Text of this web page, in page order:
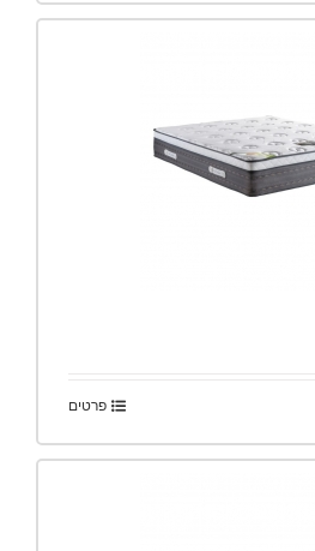
פרטים